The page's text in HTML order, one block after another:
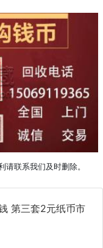
联系我们及时删除。
第三套2元纸币市